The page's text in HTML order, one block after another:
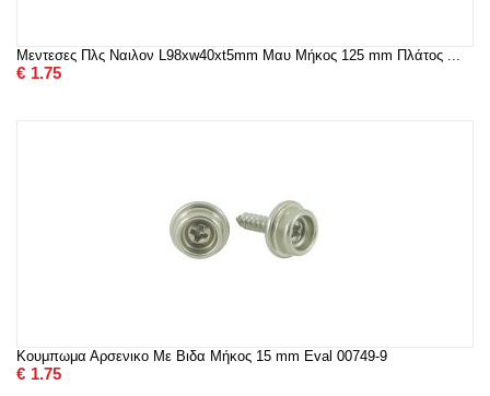
Μεντεσες Πλς Ναιλον L98xw40xt5mm Μαυ Μήκος 125 mm Πλάτος ...
€ 1.75
Κουμπωμα Αρσενικο Με Βιδα Μήκος 15 mm Eval 00749-9
€ 1.75